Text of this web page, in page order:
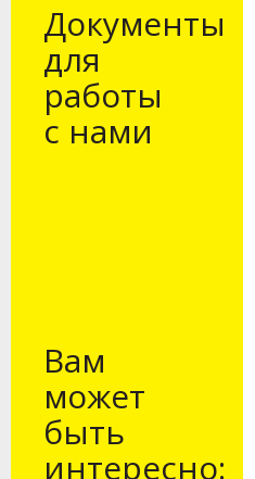
Документы
для
работы
с нами
Вам
может
быть
интересно: